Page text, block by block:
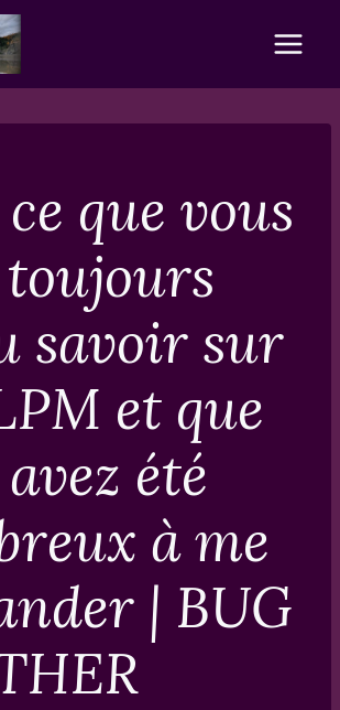
que vous
savoir sur
et que
été
à me
| BUG